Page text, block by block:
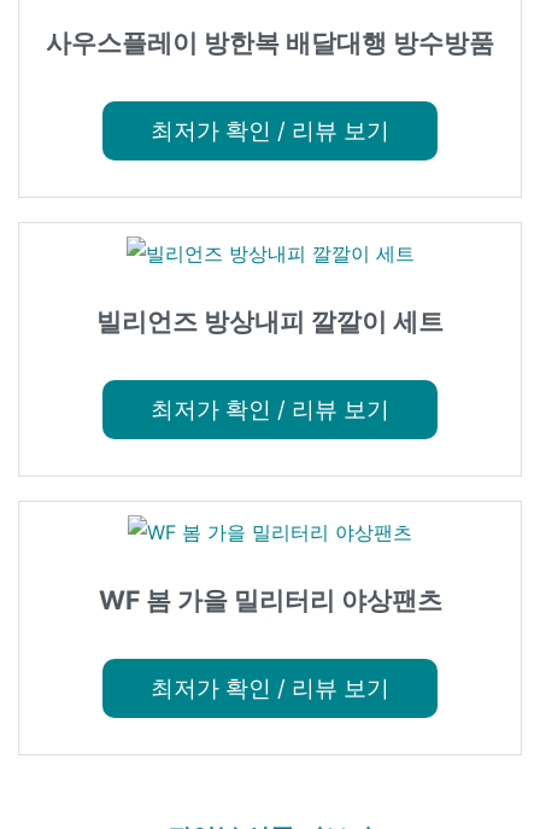
사우스플레이 방한복 배달대행 방수방품
최저가 확인 / 리뷰 보기
빌리언즈 방상내피 깔깔이 세트
최저가 확인 / 리뷰 보기
WF 봄 가을 밀리터리 야상팬츠
최저가 확인 / 리뷰 보기